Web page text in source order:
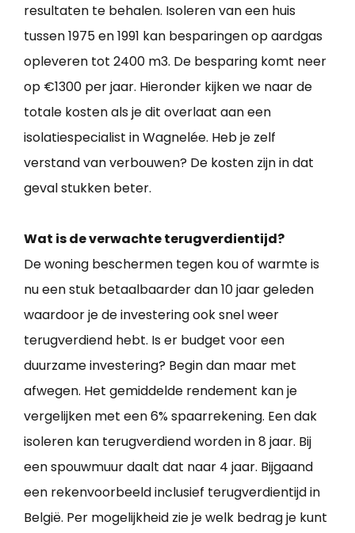
resultaten te behalen. Isoleren van een huis
tussen 1975 en 1991 kan besparingen op aardgas
opleveren tot 2400 m3. De besparing komt neer
op €1300 per jaar. Hieronder kijken we naar de
totale kosten als je dit overlaat aan een
isolatiespecialist in Wagnelée. Heb je zelf
verstand van verbouwen? De kosten zijn in dat
geval stukken beter.
Wat is de verwachte terugverdientijd?
De woning beschermen tegen kou of warmte is
nu een stuk betaalbaarder dan 10 jaar geleden
waardoor je de investering ook snel weer
terugverdiend hebt. Is er budget voor een
duurzame investering? Begin dan maar met
afwegen. Het gemiddelde rendement kan je
vergelijken met een 6% spaarrekening. Een dak
isoleren kan terugverdiend worden in 8 jaar. Bij
een spouwmuur daalt dat naar 4 jaar. Bijgaand
een rekenvoorbeeld inclusief terugverdientijd in
België. Per mogelijkheid zie je welk bedrag je kunt